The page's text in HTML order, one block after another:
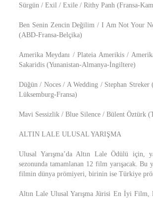
Sürgün / Exil / Exile / Rithy Panh (Fransa-
Ben Senin Zencin Değilim / I Am Not Your
(ABD-Fransa-Belçika)
Amerika Meydanı / Plateia Amerikis /
Sakaridis (Yunanistan-Almanya-İngiltere)
Düğün / Noces / A Wedding / Stephan Streker
Lüksemburg-Fransa)
Mavi Sessizlik / Blue Silence / Bülent Öztürk
ALTIN LALE ULUSAL YARIŞMA
Ulusal Yarışma’da Altın Lale Ödülü için,
sezonunda tamamlanan 12 film yarışacak. Bu
filmin dünya prömiyeri, birinin ise Türkiye
Altın Lale Ulusal Yarışma Jürisi En İyi Film,